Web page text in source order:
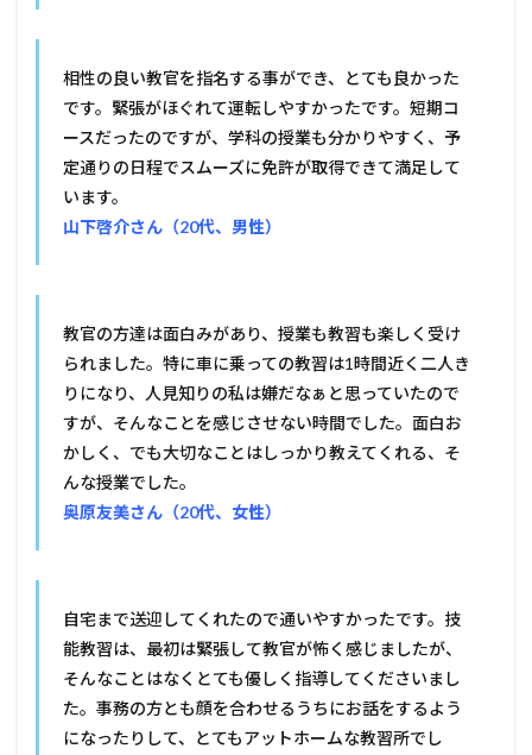
相性の良い教官を指名する事ができ、とても良かった
です。緊張がほぐれて運転しやすかったです。短期コ
ースだったのですが、学科の授業も分かりやすく、予
定通りの日程でスムーズに免許が取得できて満足して
います。
山下啓介さん（20代、男性）
教官の方達は面白みがあり、授業も教習も楽しく受け
られました。特に車に乗っての教習は1時間近く二人き
りになり、人見知りの私は嫌だなぁと思っていたので
すが、そんなことを感じさせない時間でした。面白お
かしく、でも大切なことはしっかり教えてくれる、そ
んな授業でした。
奥原友美さん（20代、女性）
自宅まで送迎してくれたので通いやすかったです。技
能教習は、最初は緊張して教官が怖く感じましたが、
そんなことはなくとても優しく指導してくださいまし
た。事務の方とも顔を合わせるうちにお話をするよう
になったりして、とてもアットホームな教習所でし